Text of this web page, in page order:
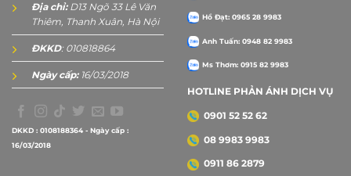
Địa chỉ:D13 Ngõ 33 Lê Văn
Thiêm, Thanh Xuân, Hà Nội
ĐKKD: 010818864
Ngày cấp:16/03/2018
DKKD : 0108188364 - Ngày cấp :
16/03/2018
Hồ Đạt: 0965 28 9983
Anh Tuấn: 0948 82 9983
Ms Thơm: 0915 82 9983
HOTLINE PHẢN ÁNH DỊCH VỤ
0901 52 52 62
08 9983 9983
0911 86 2879